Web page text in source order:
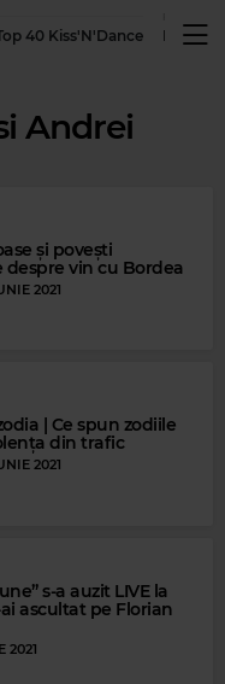
40 Kiss'N'Dance
Andrei
și povești
despre vin cu Bordea
2021
| Ce spun zodiile
din trafic
2021
s-a auzit LIVE la
ai ascultat pe Florian
2021